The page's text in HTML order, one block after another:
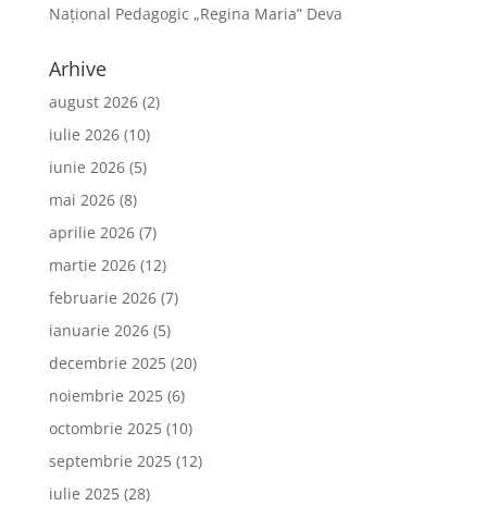
Național Pedagogic „Regina Maria” Deva
Arhive
august 2026(2)
iulie 2026(10)
iunie 2026(5)
mai 2026(8)
aprilie 2026(7)
martie 2026(12)
februarie 2026(7)
ianuarie 2026(5)
decembrie 2025(20)
noiembrie 2025(6)
octombrie 2025(10)
septembrie 2025(12)
iulie 2025(28)